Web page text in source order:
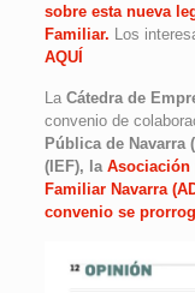
sobre esta nueva
Familiar. Los
AQUÍ
La Cátedra de
convenio de
Pública de Navarra
(IEF), la Asociación
Familiar Navarra
convenio se